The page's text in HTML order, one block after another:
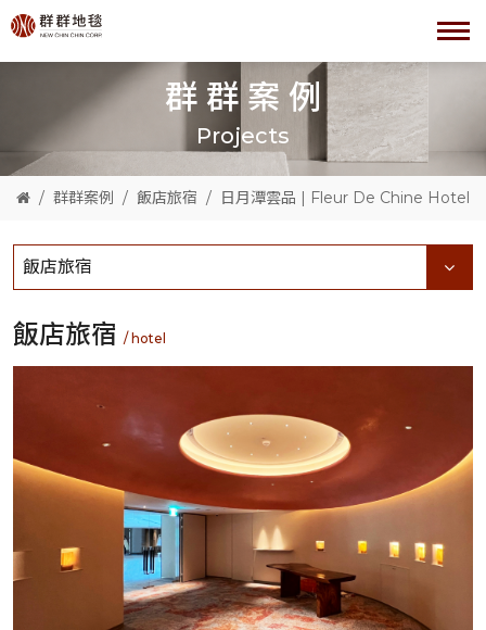
群群案例
Projects
群群案例 飯店旅宿 日月潭雲品 | Fleur De Chine Hotel
飯店旅宿
飯店旅宿 / hotel